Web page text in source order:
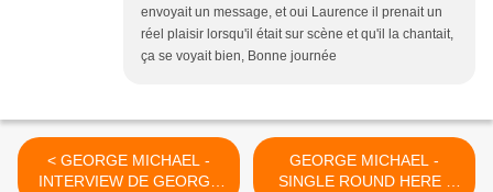
envoyait un message, et oui Laurence il prenait un
réel plaisir lorsqu'il était sur scène et qu'il la chantait,
ça se voyait bien, Bonne journée
< GEORGE MICHAEL -
INTERVIEW DE GEORGE
GEORGE MICHAEL -
SINGLE ROUND HERE -